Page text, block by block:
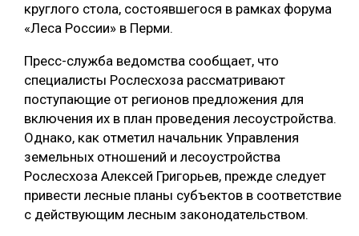
ЦБП
КОМПЛЕКСНАЯ ПЕРЕРАБОТКА
ЛЕСОПИЛЕНИЕ
ДЕРЕВЯННОЕ ДОМОСТРОЕНИЕ
БЕЗОПАСНОЕ ПРОИЗВОДСТВО
СОРТИРОВКА ДРЕВЕСИНЫ
СУШКА ДРЕВЕСИНЫ
круглого стола, состоявшегося в рамках форума
«Леса России» в Перми.
Пресс-служба ведомства сообщает, что
специалисты Рослесхоза рассматривают
поступающие от регионов предложения для
включения их в план проведения лесоустройства.
Однако, как отметил начальник Управления
земельных отношений и лесоустройства
Рослесхоза Алексей Григорьев, прежде следует
привести лесные планы субъектов в соответствие
с действующим лесным законодательством.